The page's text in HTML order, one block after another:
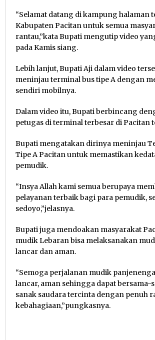
“Selamat datang di kampung halaman
Kabupaten Pacitan untuk semua
rantau,”kata Bupati mengutip video
pada Kamis siang.
Lebih lanjut, Bupati Aji dalam video
meninjau terminal bus tipe A dengan
sendiri mobilnya.
Dalam video itu, Bupati berbincang
petugas di terminal terbesar di Pacitan
Bupati mengatakan dirinya meninjau
Tipe A Pacitan untuk memastikan
pemudik.
“Insya Allah kami semua berupaya
pelayanan terbaik bagi para pemudik,
sedoyo,”jelasnya.
Bupati juga mendoakan masyarakat
mudik Lebaran bisa melaksanakan
lancar dan aman.
“Semoga perjalanan mudik
lancar, aman sehingga dapat bersama-
sanak saudara tercinta dengan penuh
kebahagiaan,”pungkasnya.